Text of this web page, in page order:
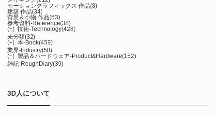
モーショングラフィックス 作品(8)
建築 作品(34)
背景＆小物 作品(53)
参考資料-Reference(38)
(+) 技術-Technology(428)
未分類(32)
(+) 本-Book(459)
業界-Industry(50)
(+) 製品＆ハードウェア-Product&Hardware(152)
雑記-RoughDiary(39)
3D人について